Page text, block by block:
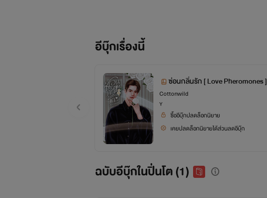
อีบุ๊กเรื่องนี้
ซ่อนกลิ่นรัก [ Love Pheromones ]
Cottonwild
Y
ซื้ออีบุ๊กปลดล็อกนิยาย
เคยปลดล็อกนิยายได้ส่วนลดอีบุ๊ก
ฉบับอีบุ๊กในปิ่นโต (1)